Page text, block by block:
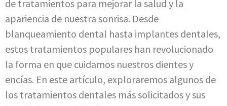
de tratamientos para mejorar la salud y la
apariencia de nuestra sonrisa. Desde
blanqueamiento dental hasta implantes dentales,
estos tratamientos populares han revolucionado
la forma en que cuidamos nuestros dientes y
encías. En este artículo, exploraremos algunos de
los tratamientos dentales más solicitados y sus